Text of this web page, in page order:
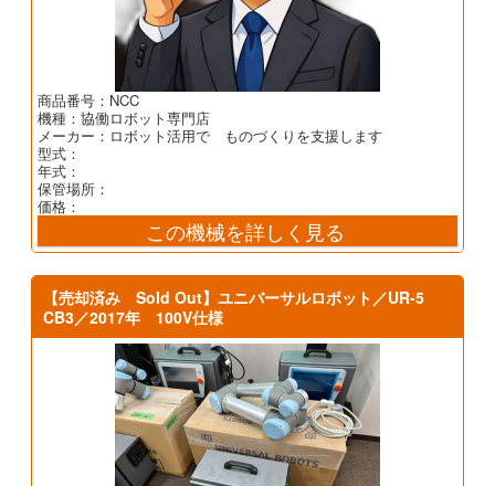
商品番号：NCC
機種：協働ロボット専門店
メーカー：ロボット活用で ものづくりを支援します
型式：
年式：
保管場所：
価格：
この機械を詳しく見る
【売却済み Sold Out】ユニバーサルロボット／UR-5
CB3／2017年 100V仕様